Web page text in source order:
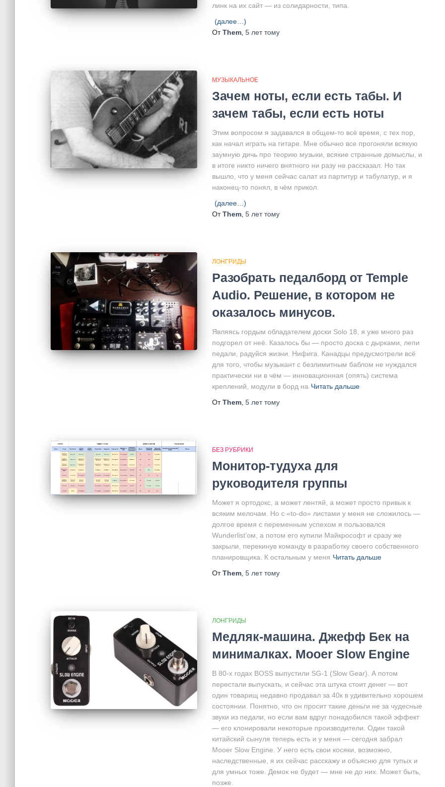
линк на их сайт — из солидарности, типа.
(далее…)
ОтThem 5 леттому
МУЗЫКАЛЬНОЕ
Зачем ноты, если есть табы. И
зачем табы, если есть ноты
Этим вопросом я задавался в общем-то всё время, с тех пор,
как начал играть на гитаре. Мне обычно все прогоняли всякую
заумную дичь про теорию музыки, всякие странные домыслы, и
в итоге никто ничего внятного ни разу не рассказал. Но так
вышло, что у меня сейчас салат из партитур и табулатур, и я
наконец-то понял, в чём прикол.
(далее…)
ОтThem 5 леттому
ЛОНГРИДЫ
Разобрать педалборд от Temple
Audio. Решение, в котором не
оказалось минусов.
Являясь гордым обладателем доски Solo 18, я уже много раз
подгорел от неё. Казалось бы — просто доска с дырками, лепи
педали, радуйся жизни. Нифига. Канадцы предусмотрели всё
для того, чтобы музыкант с безлимитным баблом не нуждался
практически ни в чём — инновационная (опять) система
креплений, модули в борд на Читать дальше
ОтThem 5 леттому
БЕЗ РУБРИКИ
Монитор-тудуха для
руководителя группы
Может я ортодокс, а может лентяй, а может просто привык к
всяким мелочам. Но с «to-do» листами у меня не сложилось —
долгое время с переменным успехом я пользовался
Wunderlist’ом, а потом его купили Майкрософт и сразу же
закрыли, перекинув команду в разработку своего собственного
планировщика. К остальным у меня Читать дальше
ОтThem 5 леттому
ЛОНГРИДЫ
Медляк-машина. Джефф Бек на
минималках. Mooer Slow Engine
В 80-х годах BOSS выпустили SG-1 (Slow Gear). А потом
перестали выпускать, и сейчас эта штука стоит денег — вот
один товарищ недавно продавал за 40к в удивительно хорошем
состоянии. Понятно, что он просит такие деньги не за чудесные
звуки из педали, но если вам вдруг понадобился такой эффект
— его клонировали некоторые производители. Один такой
китайский сынуля теперь есть и у меня — сегодня забрал
Mooer Slow Engine. У него есть свои косяки, возможно,
наследственные, я их сейчас расскажу и объясню для тупых и
для умных тоже. Демок не будет — мне не до них. Может быть,
позже.